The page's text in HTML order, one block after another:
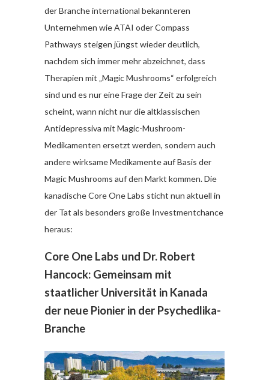
der Branche international bekannteren
Unternehmen wie ATAI oder Compass
Pathways steigen jüngst wieder deutlich,
nachdem sich immer mehr abzeichnet, dass
Therapien mit „Magic Mushrooms“ erfolgreich
sind und es nur eine Frage der Zeit zu sein
scheint, wann nicht nur die altklassischen
Antidepressiva mit Magic-Mushroom-
Medikamenten ersetzt werden, sondern auch
andere wirksame Medikamente auf Basis der
Magic Mushrooms auf den Markt kommen. Die
kanadische Core One Labs sticht nun aktuell in
der Tat als besonders große Investmentchance
heraus:
Core One Labs und Dr. Robert
Hancock: Gemeinsam mit
staatlicher Universität in Kanada
der neue Pionier in der Psychedlika-
Branche